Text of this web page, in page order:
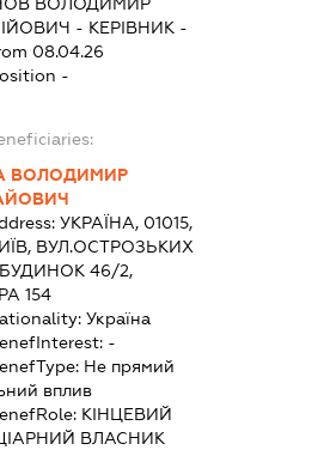
- КЕРІВНИК -
08.04.26
-
ВОЛОДИМИР
УКРАЇНА, 01015,
ВУЛ.ОСТРОЗЬКИХ
БУДИНОК 46/2,
154
Україна
-
Не прямий
вплив
КІНЦЕВИЙ
ВЛАСНИК